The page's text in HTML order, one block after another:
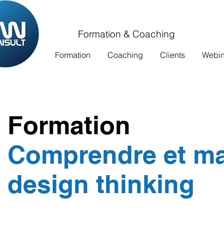
Formation & Coaching
Formation Coaching Clients
Formation
Comprendre et
design thinking